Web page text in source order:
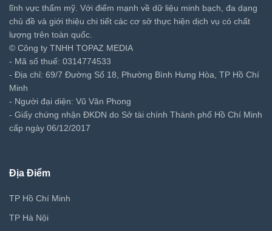
lĩnh vực thẩm mỹ. Với điểm mạnh về dữ liệu minh bạch, đa dạng
chủ đề và giới thiệu chi tiết các cơ sở thực hiện dịch vụ có chất
lượng trên toàn quốc.
© Công ty TNHH TOPAZ MEDIA
- Mã số thuế: 0314774533
- Địa chỉ: 69/7 Đường Số 18, Phường Bình Hưng Hòa, TP Hồ Chí
Minh
- Người đại diện: Vũ Văn Phong
- Giấy chứng nhận ĐKDN do Sở tài chính Thành phố Hồ Chí Minh
cấp ngày 06/12/2017
Địa Điểm
TP Hồ Chí Minh
TP Hà Nội